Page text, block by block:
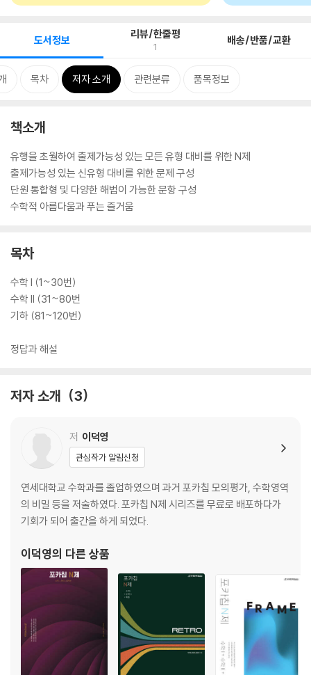
도서정보 리뷰/한줄평
1 배송/반품/교환
목차 저자 소개 관련분류 품목정보
책소개
유행을 초월하여 출제가능성 있는 모든 유형 대비를 위한 N제
출제가능성 있는 신유형 대비를 위한 문제 구성
단원 통합형 및 다양한 해법이 가능한 문항 구성
수학적 아름다움과 푸는 즐거움
목차
수학 I (1~30번)
수학 II (31~80번
기하 (81~120번)
정답과 해설
저자 소개 3
저 이덕영
관심작가 알림신청
연세대학교 수학과를 졸업하였으며 과거 포카칩 모의평가, 수학영역
의 비밀 등을 저술하였다. 포카칩 N제 시리즈를 무료로 배포하다가
기회가 되어 출간을 하게 되었다.
이덕영의 다른 상품